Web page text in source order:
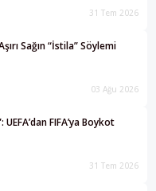
31 Tem 2026
Sağın “İstila” Söylemi
03 Ağu 2026
FIFA’ya Boykot
31 Tem 2026